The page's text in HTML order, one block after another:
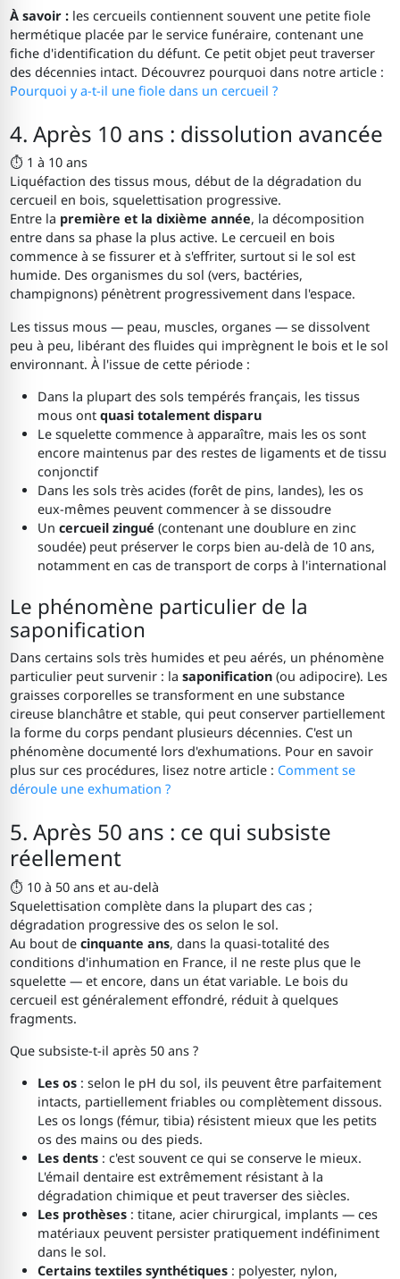
À savoir : les cercueils contiennent souvent une petite fiole
hermétique placée par le service funéraire, contenant une
fiche d'identification du défunt. Ce petit objet peut traverser
des décennies intact. Découvrez pourquoi dans notre article :
Pourquoi y a-t-il une fiole dans un cercueil ?
4. Après 10 ans : dissolution avancée
⏱ 1 à 10 ans
Liquéfaction des tissus mous, début de la dégradation du
cercueil en bois, squelettisation progressive.
Entre la première et la dixième année, la décomposition
entre dans sa phase la plus active. Le cercueil en bois
commence à se fissurer et à s'effriter, surtout si le sol est
humide. Des organismes du sol (vers, bactéries,
champignons) pénètrent progressivement dans l'espace.
Les tissus mous — peau, muscles, organes — se dissolvent
peu à peu, libérant des fluides qui imprègnent le bois et le sol
environnant. À l'issue de cette période :
Dans la plupart des sols tempérés français, les tissus
mous ont quasi totalement disparu
Le squelette commence à apparaître, mais les os sont
encore maintenus par des restes de ligaments et de tissu
conjonctif
Dans les sols très acides (forêt de pins, landes), les os
eux-mêmes peuvent commencer à se dissoudre
Un cercueil zingué (contenant une doublure en zinc
soudée) peut préserver le corps bien au-delà de 10 ans,
notamment en cas de transport de corps à l'international
Le phénomène particulier de la
saponification
Dans certains sols très humides et peu aérés, un phénomène
particulier peut survenir : lasaponification (ou adipocire). Les
graisses corporelles se transforment en une substance
cireuse blanchâtre et stable, qui peut conserver partiellement
la forme du corps pendant plusieurs décennies. C'est un
phénomène documenté lors d'exhumations. Pour en savoir
plus sur ces procédures, lisez notre article : Comment se
déroule une exhumation ?
5. Après 50 ans : ce qui subsiste
réellement
⏱ 10 à 50 ans et au-delà
Squelettisation complète dans la plupart des cas ;
dégradation progressive des os selon le sol.
Au bout decinquante ans, dans la quasi-totalité des
conditions d'inhumation en France, il ne reste plus que le
squelette — et encore, dans un état variable. Le bois du
cercueil est généralement effondré, réduit à quelques
fragments.
Que subsiste-t-il après 50 ans ?
Les os: selon le pH du sol, ils peuvent être parfaitement
intacts, partiellement friables ou complètement dissous.
Les os longs (fémur, tibia) résistent mieux que les petits
os des mains ou des pieds.
Les dents: c'est souvent ce qui se conserve le mieux.
L'émail dentaire est extrêmement résistant à la
dégradation chimique et peut traverser des siècles.
Les prothèses: titane, acier chirurgical, implants — ces
matériaux peuvent persister pratiquement indéfiniment
dans le sol.
Certains textiles synthétiques: polyester, nylon,